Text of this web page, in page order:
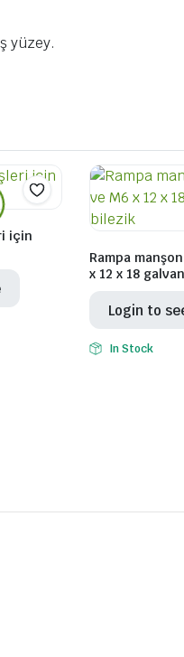
yüzey.
için
Rampa
x 12 x 18
Login to
In Stock